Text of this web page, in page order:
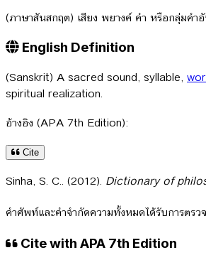
(ภาษาสันสกฤต) เสียง พยางค์ คำ หรือกลุ่มค
English Definition
(Sanskrit) A sacred sound, syllable,
spiritual realization.
อ้างอิง (APA 7th Edition):
Cite
Sinha, S. C.. (2012). Dictionary of
คำศัพท์และคำจำกัดความทั้งหมดได้รับการต
Cite with APA 7th Edition